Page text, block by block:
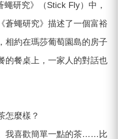
蠅研究》（Stick Fly）中，
蒼蠅研究》描述了一個富裕
相約在瑪莎葡萄園島的房子
的餐桌上，一家人的對話也
怎麼樣？
我喜歡簡單一點的茶……比